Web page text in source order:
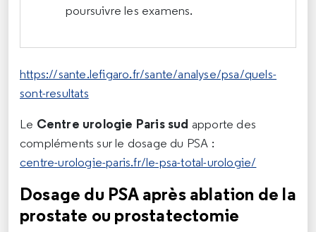
poursuivre les examens.
https://sante.lefigaro.fr/sante/analyse/psa/quels-
sont-resultats
Le Centre urologie Paris sud apporte des
compléments sur le dosage du PSA :
centre-urologie-paris.fr/le-psa-total-urologie/
Dosage du PSA après ablation de la
prostate ou prostatectomie